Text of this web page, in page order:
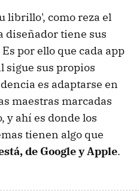
librillo', como reza el
diseñador tiene sus
por ello que cada app
sigue sus propios
es adaptarse en
maestras marcadas
y ahí es donde los
tienen algo que
de Google y Apple.